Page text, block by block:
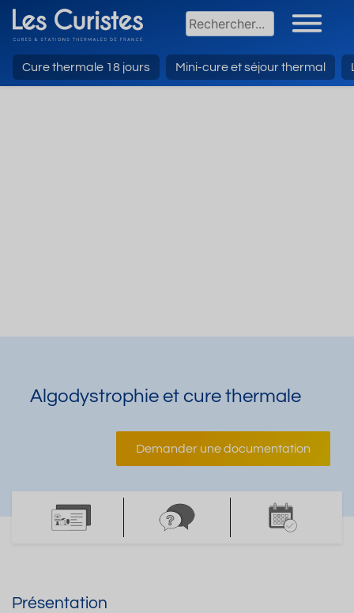
Cure thermale 18 jours Mini-cure et séjour thermal
Algodystrophie et cure thermale
Demander une documentation
Présentation